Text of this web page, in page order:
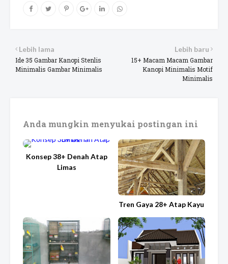
Lebih baru
15+ Macam Macam Gambar
Kanopi Minimalis Motif
Minimalis
Lebih lama
Ide 35 Gambar Kanopi Stenlis
Minimalis Gambar Minimalis
Anda mungkin menyukai postingan ini
Konsep 38+ Denah Atap
Limas
Tren Gaya 28+ Atap Kayu